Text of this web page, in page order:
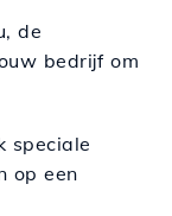
de
bedrijf om
speciale
op een